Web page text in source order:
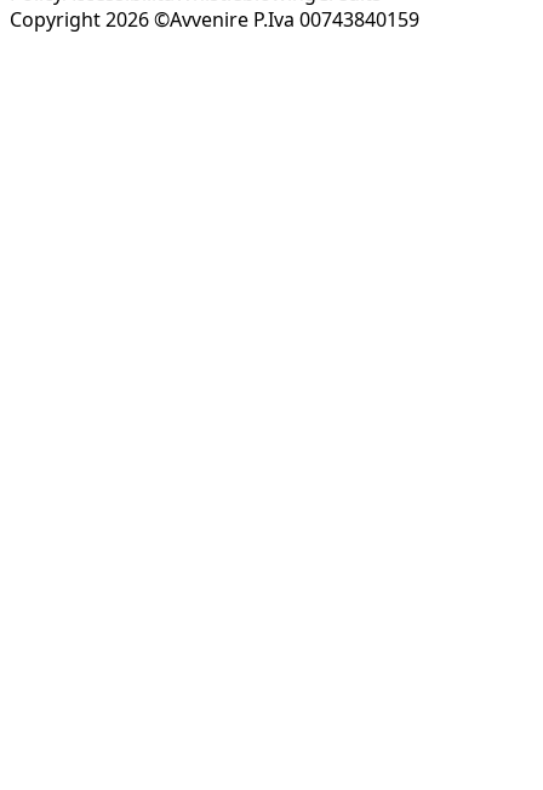
Copyright 2026 ©Avvenire P.Iva 00743840159